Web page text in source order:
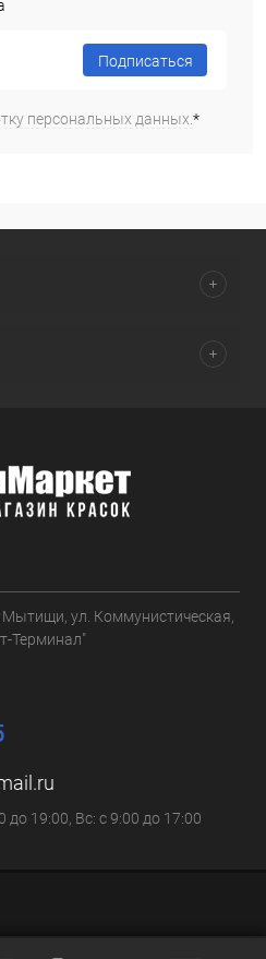
Подписаться
персональных данных.*
ул. Коммунистическая,
Терминал"
19:00, Вс: с 9:00 до 17:00